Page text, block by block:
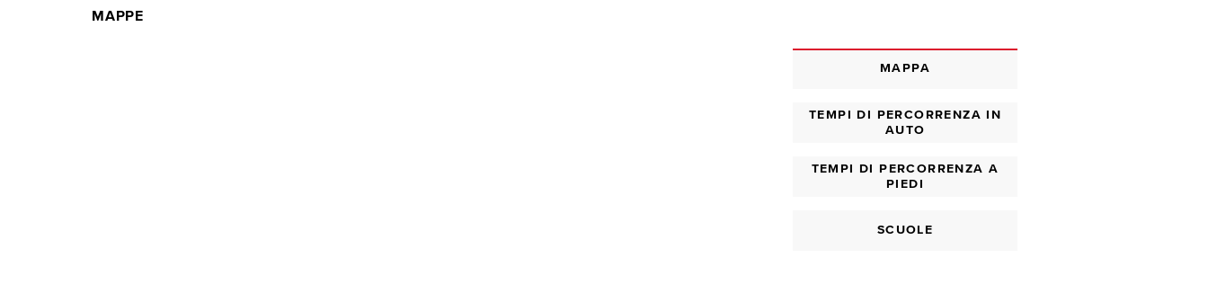
MAPPE
MAPPA
TEMPI DI PERCORRENZA IN
AUTO
TEMPI DI PERCORRENZA A
PIEDI
SCUOLE